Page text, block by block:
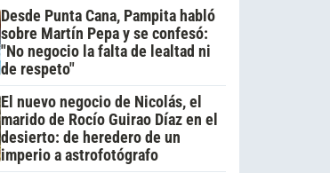
Desde Punta Cana, Pampita habló
sobre Martín Pepa y se confesó:
"No negocio la falta de lealtad ni
de respeto"
El nuevo negocio de Nicolás, el
marido de Rocío Guirao Díaz en el
desierto: de heredero de un
imperio a astrofotógrafo